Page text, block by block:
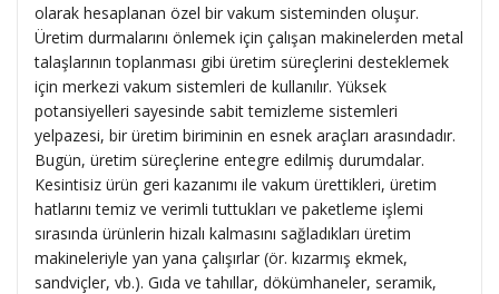
olarak hesaplanan özel bir vakum sisteminden oluşur.
Üretim durmalarını önlemek için çalışan makinelerden metal
talaşlarının toplanması gibi üretim süreçlerini desteklemek
için merkezi vakum sistemleri de kullanılır. Yüksek
potansiyelleri sayesinde sabit temizleme sistemleri
yelpazesi, bir üretim biriminin en esnek araçları arasındadır.
Bugün, üretim süreçlerine entegre edilmiş durumdalar.
Kesintisiz ürün geri kazanımı ile vakum ürettikleri, üretim
hatlarını temiz ve verimli tuttukları ve paketleme işlemi
sırasında ürünlerin hizalı kalmasını sağladıkları üretim
makineleriyle yan yana çalışırlar (ör. kızarmış ekmek,
sandviçler, vb.). Gıda ve tahıllar, dökümhaneler, seramik,